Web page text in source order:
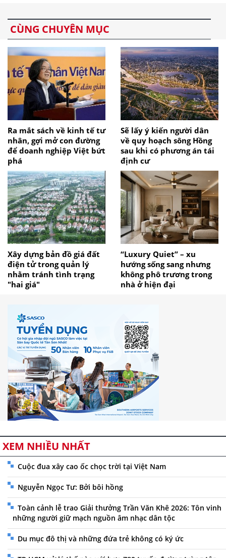
CÙNG CHUYÊN MỤC
Ra mắt sách về kinh tế tư
nhân, gợi mở con đường
để doanh nghiệp Việt bứt
phá
Sẽ lấy ý kiến người dân
về quy hoạch sông Hồng
sau khi có phương án tái
định cư
Xây dựng bản đồ giá đất
điện tử trong quản lý
nhằm tránh tình trạng
"hai giá"
“Luxury Quiet” – xu
hướng sống sang nhưng
không phô trương trong
nhà ở hiện đại
XEM NHIỀU NHẤT
Cuộc đua xây cao ốc chọc trời tại Việt Nam
Nguyễn Ngọc Tư: Bởi bôi hồng
Toàn cảnh lễ trao Giải thưởng Trần Văn Khê 2026: Tôn vinh
những người giữ mạch nguồn âm nhạc dân tộc
Du mục đô thị và những đứa trẻ không có ký ức